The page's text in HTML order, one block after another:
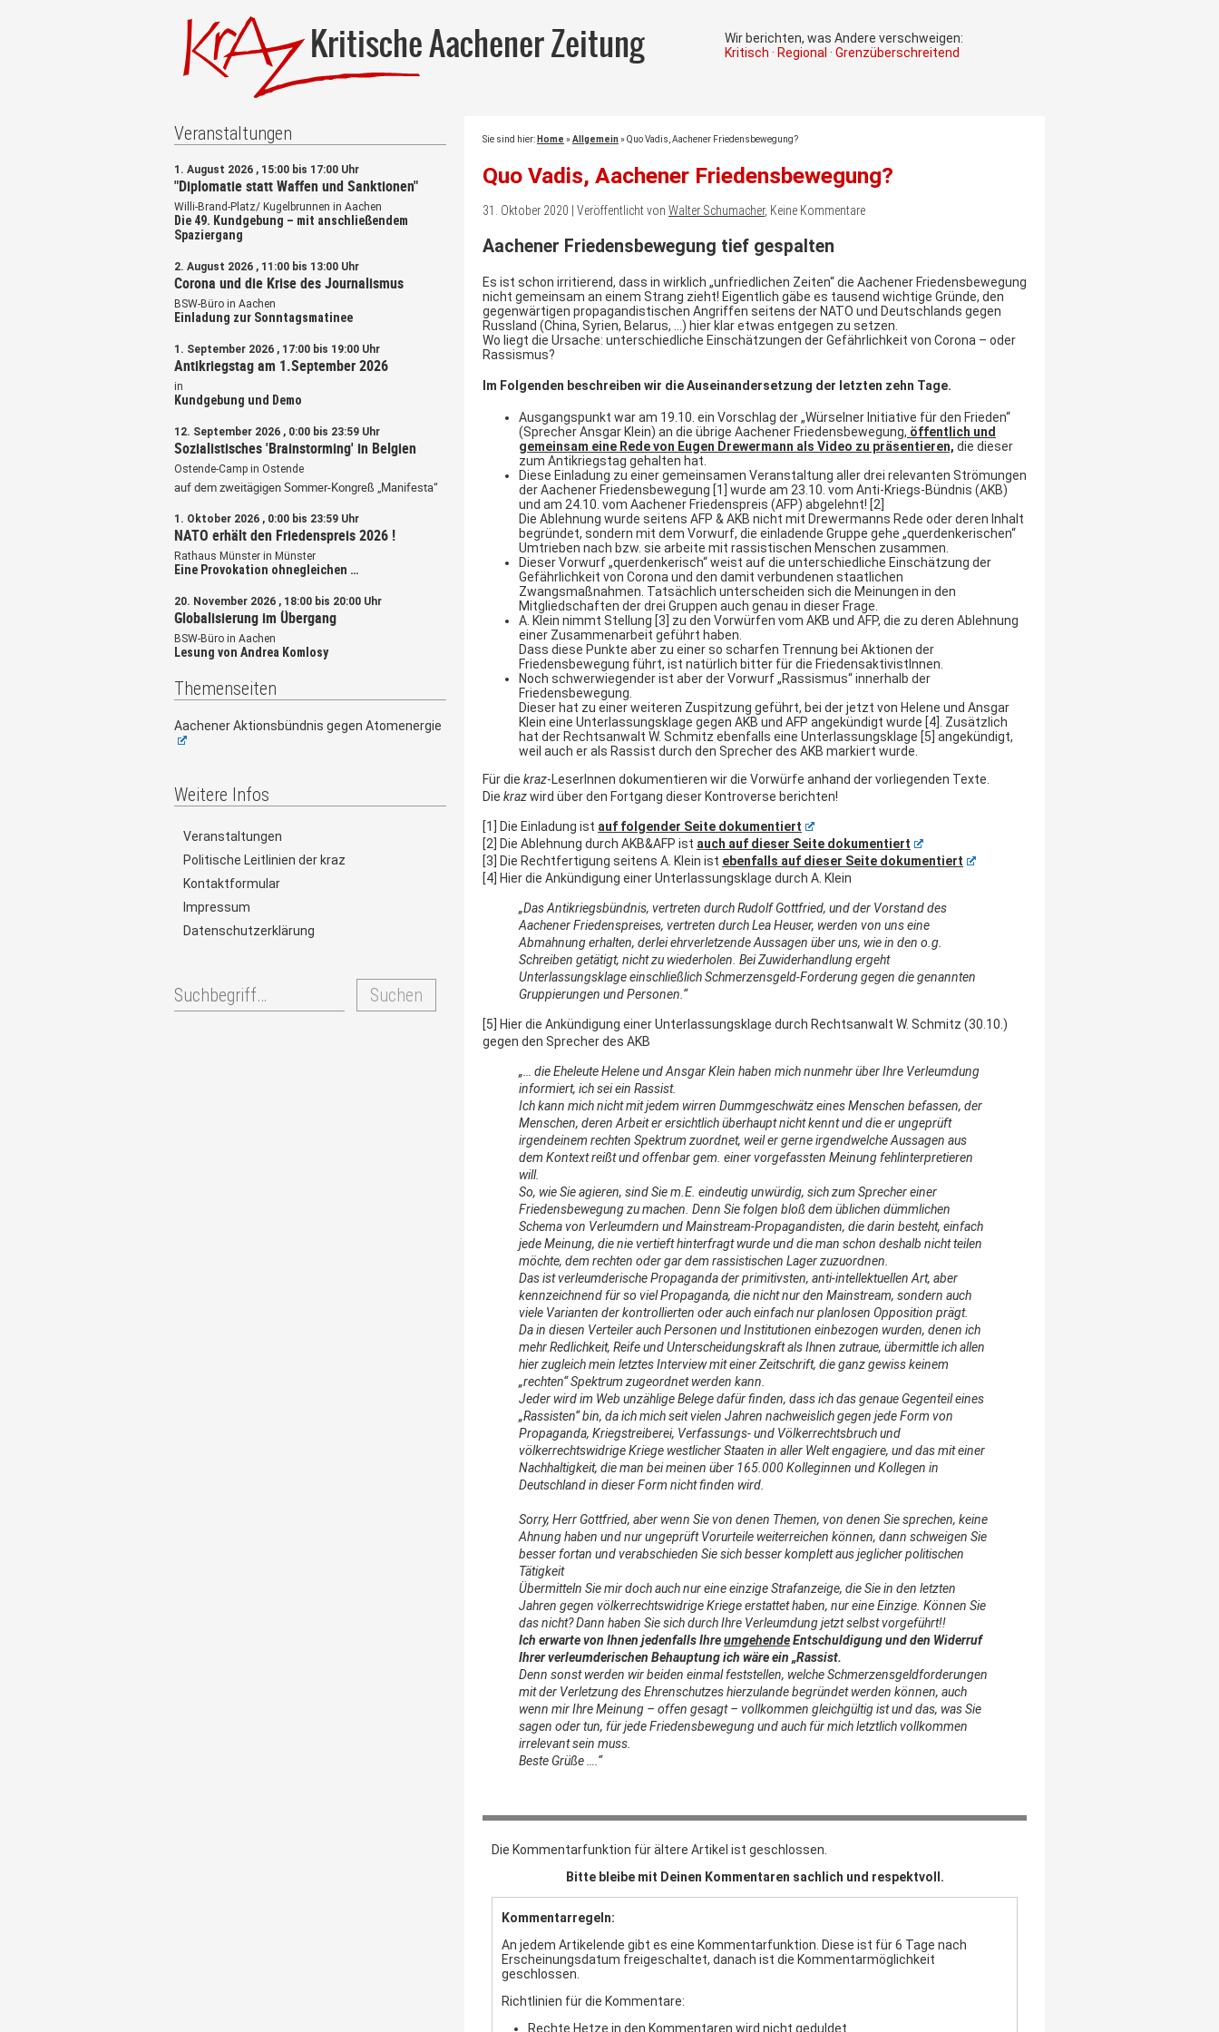
Kritische Aachener Zeitung
Wir berichten, was Andere verschweigen:
Kritisch · Regional · Grenzüberschreitend
Sie sind hier: Home » Allgemein » Quo Vadis, Aachener Friedensbewegung?
Quo Vadis, Aachener Friedensbewegung?
31. Oktober 2020 | Veröffentlicht von Walter Schumacher, Keine Kommentare
Aachener Friedensbewegung tief gespalten
Es ist schon irritierend, dass in wirklich „unfriedlichen Zeiten“ die Aachener Friedensbewegung
nicht gemeinsam an einem Strang zieht! Eigentlich gäbe es tausend wichtige Gründe, den
gegenwärtigen propagandistischen Angriffen seitens der NATO und Deutschlands gegen
Russland (China, Syrien, Belarus, …) hier klar etwas entgegen zu setzen.
Wo liegt die Ursache: unterschiedliche Einschätzungen der Gefährlichkeit von Corona – oder
Rassismus?
Im Folgenden beschreiben wir die Auseinandersetzung der letzten zehn Tage.
Ausgangspunkt war am 19.10. ein Vorschlag der „Würselner Initiative für den Frieden“
(Sprecher Ansgar Klein) an die übrige Aachener Friedensbewegung, öffentlich und
gemeinsam eine Rede von Eugen Drewermann als Video zu präsentieren, die dieser
zum Antikriegstag gehalten hat.
Diese Einladung zu einer gemeinsamen Veranstaltung aller drei relevanten Strömungen
der Aachener Friedensbewegung [1] wurde am 23.10. vom Anti-Kriegs-Bündnis (AKB)
und am 24.10. vom Aachener Friedenspreis (AFP) abgelehnt! [2]
Die Ablehnung wurde seitens AFP & AKB nicht mit Drewermanns Rede oder deren Inhalt
begründet, sondern mit dem Vorwurf, die einladende Gruppe gehe „querdenkerischen“
Umtrieben nach bzw. sie arbeite mit rassistischen Menschen zusammen.
Dieser Vorwurf „querdenkerisch“ weist auf die unterschiedliche Einschätzung der
Gefährlichkeit von Corona und den damit verbundenen staatlichen
Zwangsmaßnahmen. Tatsächlich unterscheiden sich die Meinungen in den
Mitgliedschaften der drei Gruppen auch genau in dieser Frage.
A. Klein nimmt Stellung [3] zu den Vorwürfen vom AKB und AFP, die zu deren Ablehnung
einer Zusammenarbeit geführt haben.
Dass diese Punkte aber zu einer so scharfen Trennung bei Aktionen der
Friedensbewegung führt, ist natürlich bitter für die FriedensaktivistInnen.
Noch schwerwiegender ist aber der Vorwurf „Rassismus“ innerhalb der
Friedensbewegung.
Dieser hat zu einer weiteren Zuspitzung geführt, bei der jetzt von Helene und Ansgar
Klein eine Unterlassungsklage gegen AKB und AFP angekündigt wurde [4]. Zusätzlich
hat der Rechtsanwalt W. Schmitz ebenfalls eine Unterlassungsklage [5] angekündigt,
weil auch er als Rassist durch den Sprecher des AKB markiert wurde.
Für die kraz-LeserInnen dokumentieren wir die Vorwürfe anhand der vorliegenden Texte.
Die krazwird über den Fortgang dieser Kontroverse berichten!
[1] Die Einladung ist auf folgender Seite dokumentiert
[2] Die Ablehnung durch AKB&AFP ist auch auf dieser Seite dokumentiert
[3] Die Rechtfertigung seitens A. Klein ist ebenfalls auf dieser Seite dokumentiert
[4] Hier die Ankündigung einer Unterlassungsklage durch A. Klein
„Das Antikriegsbündnis, vertreten durch Rudolf Gottfried, und der Vorstand des
Aachener Friedenspreises, vertreten durch Lea Heuser, werden von uns eine
Abmahnung erhalten, derlei ehrverletzende Aussagen über uns, wie in den o.g.
Schreiben getätigt, nicht zu wiederholen. Bei Zuwiderhandlung ergeht
Unterlassungsklage einschließlich Schmerzensgeld-Forderung gegen die genannten
Gruppierungen und Personen.“
[5] Hier die Ankündigung einer Unterlassungsklage durch Rechtsanwalt W. Schmitz (30.10.)
gegen den Sprecher des AKB
„… die Eheleute Helene und Ansgar Klein haben mich nunmehr über Ihre Verleumdung
informiert, ich sei ein Rassist.
Ich kann mich nicht mit jedem wirren Dummgeschwätz eines Menschen befassen, der
Menschen, deren Arbeit er ersichtlich überhaupt nicht kennt und die er ungeprüft
irgendeinem rechten Spektrum zuordnet, weil er gerne irgendwelche Aussagen aus
dem Kontext reißt und offenbar gem. einer vorgefassten Meinung fehlinterpretieren
will.
So, wie Sie agieren, sind Sie m.E. eindeutig unwürdig, sich zum Sprecher einer
Friedensbewegung zu machen. Denn Sie folgen bloß dem üblichen dümmlichen
Schema von Verleumdern und Mainstream-Propagandisten, die darin besteht, einfach
jede Meinung, die nie vertieft hinterfragt wurde und die man schon deshalb nicht teilen
möchte, dem rechten oder gar dem rassistischen Lager zuzuordnen.
Das ist verleumderische Propaganda der primitivsten, anti-intellektuellen Art, aber
kennzeichnend für so viel Propaganda, die nicht nur den Mainstream, sondern auch
viele Varianten der kontrollierten oder auch einfach nur planlosen Opposition prägt.
Da in diesen Verteiler auch Personen und Institutionen einbezogen wurden, denen ich
mehr Redlichkeit, Reife und Unterscheidungskraft als Ihnen zutraue, übermittle ich allen
hier zugleich mein letztes Interview mit einer Zeitschrift, die ganz gewiss keinem
„rechten“ Spektrum zugeordnet werden kann.
Jeder wird im Web unzählige Belege dafür finden, dass ich das genaue Gegenteil eines
„Rassisten“ bin, da ich mich seit vielen Jahren nachweislich gegen jede Form von
Propaganda, Kriegstreiberei, Verfassungs- und Völkerrechtsbruch und
völkerrechtswidrige Kriege westlicher Staaten in aller Welt engagiere, und das mit einer
Nachhaltigkeit, die man bei meinen über 165.000 Kolleginnen und Kollegen in
Deutschland in dieser Form nicht finden wird.
Sorry, Herr Gottfried, aber wenn Sie von denen Themen, von denen Sie sprechen, keine
Ahnung haben und nur ungeprüft Vorurteile weiterreichen können, dann schweigen Sie
besser fortan und verabschieden Sie sich besser komplett aus jeglicher politischen
Tätigkeit
Übermitteln Sie mir doch auch nur eine einzige Strafanzeige, die Sie in den letzten
Jahren gegen völkerrechtswidrige Kriege erstattet haben, nur eine Einzige. Können Sie
das nicht? Dann haben Sie sich durch Ihre Verleumdung jetzt selbst vorgeführt!!
Ich erwarte von Ihnen jedenfalls IhreumgehendeEntschuldigung und den Widerruf
Ihrer verleumderischen Behauptung ich wäre ein „Rassist.
Denn sonst werden wir beiden einmal feststellen, welche Schmerzensgeldforderungen
mit der Verletzung des Ehrenschutzes hierzulande begründet werden können, auch
wenn mir Ihre Meinung – offen gesagt – vollkommen gleichgültig ist und das, was Sie
sagen oder tun, für jede Friedensbewegung und auch für mich letztlich vollkommen
irrelevant sein muss.
Beste Grüße ….“
Die Kommentarfunktion für ältere Artikel ist geschlossen.
Bitte bleibe mit Deinen Kommentaren sachlich und respektvoll.
Kommentarregeln:
An jedem Artikelende gibt es eine Kommentarfunktion. Diese ist für 6 Tage nach
Erscheinungsdatum freigeschaltet, danach ist die Kommentarmöglichkeit
geschlossen.
Richtlinien für die Kommentare:
Rechte Hetze in den Kommentaren wird nicht geduldet.
Veranstaltungen
1. August 2026 , 15:00 bis 17:00 Uhr
"Diplomatie statt Waffen und Sanktionen"
Willi-Brand-Platz/ Kugelbrunnen in Aachen
Die 49. Kundgebung – mit anschließendem
Spaziergang
2. August 2026 , 11:00 bis 13:00 Uhr
Corona und die Krise des Journalismus
BSW-Büro in Aachen
Einladung zur Sonntagsmatinee
1. September 2026 , 17:00 bis 19:00 Uhr
Antikriegstag am 1.September 2026
in
Kundgebung und Demo
12. September 2026 , 0:00 bis 23:59 Uhr
Sozialistisches 'Brainstorming' in Belgien
Ostende-Camp in Ostende
auf dem zweitägigen Sommer-Kongreß „Manifesta“
1. Oktober 2026 , 0:00 bis 23:59 Uhr
NATO erhält den Friedenspreis 2026 !
Rathaus Münster in Münster
Eine Provokation ohnegleichen …
20. November 2026 , 18:00 bis 20:00 Uhr
Globalisierung im Übergang
BSW-Büro in Aachen
Lesung von Andrea Komlosy
Themenseiten
Aachener Aktionsbündnis gegen Atomenergie
Weitere Infos
Veranstaltungen
Politische Leitlinien der kraz
Kontaktformular
Impressum
Datenschutzerklärung
Suchen